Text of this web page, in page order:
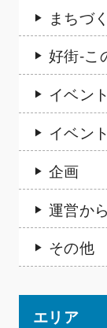
まちづ
好街-こ
イベン
イベン
企画
運営か
その他
エリア